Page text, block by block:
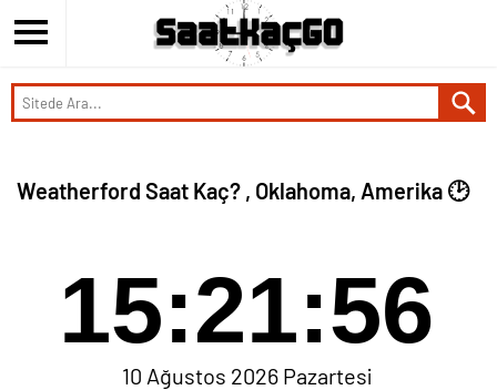
Weatherford Saat Kaç? , Oklahoma, Amerika 🕑
15:21:56
10 Ağustos 2026 Pazartesi